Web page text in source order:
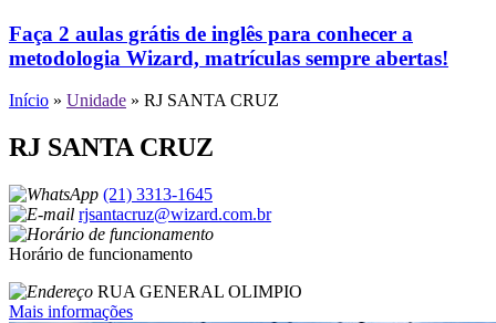
Faça 2 aulas grátis de inglês para conhecer a
metodologia Wizard, matrículas sempre abertas!
Início » Unidade » RJ SANTA CRUZ
RJ SANTA CRUZ
(21) 3313-1645
rjsantacruz@wizard.com.br
Horário de funcionamento
RUA GENERAL OLIMPIO
Mais informações